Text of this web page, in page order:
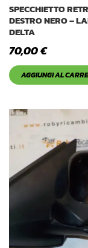
SPECCHIETTO
DESTRO NERO –
DELTA
70,00€
AGGIUNGI AL